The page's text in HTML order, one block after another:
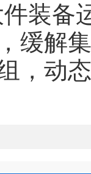
装备
缓解
，动